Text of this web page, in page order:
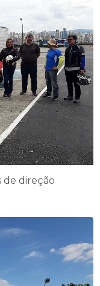
de direção